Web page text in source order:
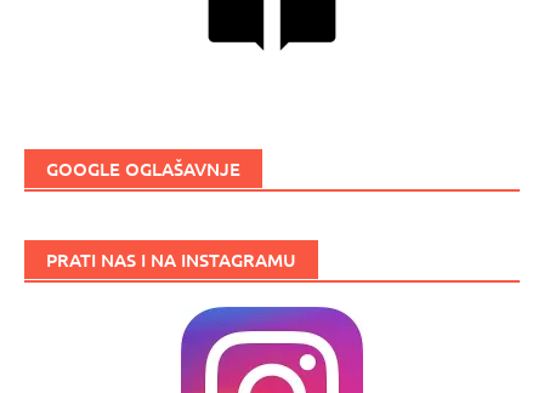
GOOGLE OGLAŠAVNJE
PRATI NAS I NA INSTAGRAMU